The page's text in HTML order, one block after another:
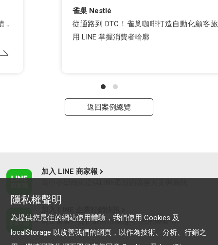
從通路到 DTC！雀巢咖啡打造自動化顧客旅程，
用 LINE 掌握消費者輪廓
返回案例總覽
加入 LINE 商家報
為企業客戶提供最新市場趨勢, 應用與案例
隱私權聲明
為提供您最佳的網站使用體驗，我們使用 Cookies 及
localStorage 以改善我們的網頁，以作為技術、分析、行銷之